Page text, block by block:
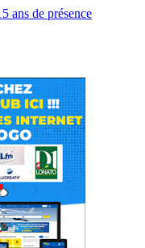
ans de présence